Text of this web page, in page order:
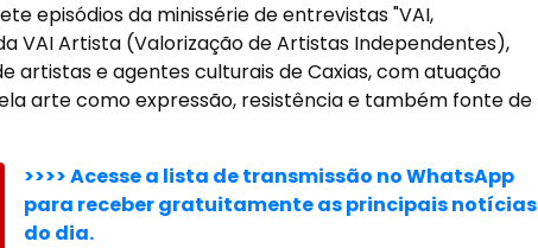
episódios da minissérie de entrevistas "VAI,
VAI Artista (Valorização de Artistas Independentes),
artistas e agentes culturais de Caxias, com atuação
arte como expressão, resistência e também fonte de
>>>> Acesse a lista de transmissão no WhatsApp
para receber gratuitamente as principais notícias
do dia.